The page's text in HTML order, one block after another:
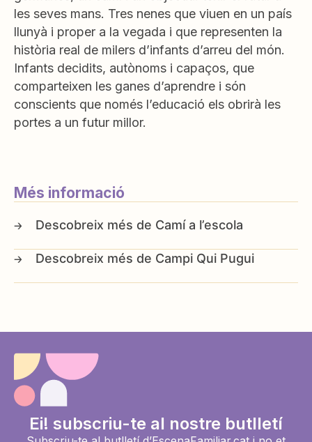
les seves mans. Tres nenes que viuen en un país
llunyà i proper a la vegada i que representen la
història real de milers d’infants d’arreu del món.
Infants decidits, autònoms i capaços, que
comparteixen les ganes d’aprendre i són
conscients que només l’educació els obrirà les
portes a un futur millor.
Més informació
Camí a l’escola
Campi Qui Pugui
Ei! subscriu-te al nostre butlletí